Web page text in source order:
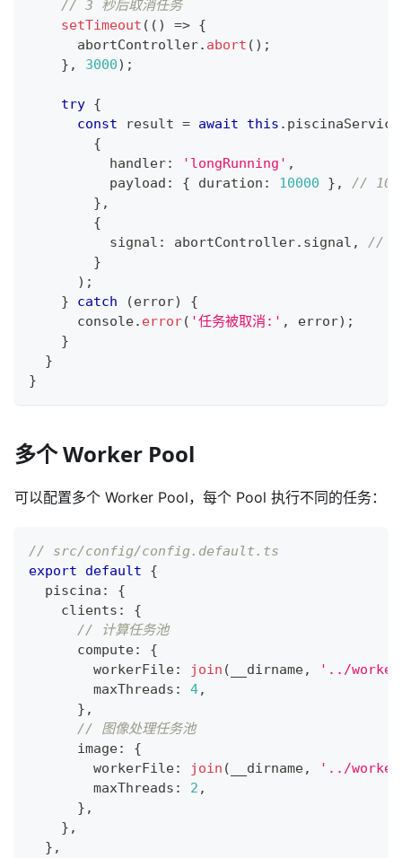
// 3 秒后取消任务
setTimeout ( ( ) => {
      abortController
. abort ( ) ;
} , 3000) ;
try {
const result = await this . piscinaService
{
          handler
: 'longRunning' ,
          payload
: { duration : 10000 } ,
// 10
} ,
{
          signal
: abortController. signal ,
//
}
) ;
}
catch (error)
{
console. error( '任务被取消:' , error) ;
}
}
}
多个 Worker Pool
可以配置多个 Worker Pool，每个 Pool 执行不同的任务：
// src/config/config.default.ts
export
default
{
  piscina
:
{
    clients
:
{
// 计算任务池
      compute
:
{
        workerFile
: join ( __dirname,
'../
        maxThreads
: 4,
} ,
// 图像处理任务池
      image
:
{
        workerFile
: join ( __dirname,
'../
        maxThreads
: 2 ,
} ,
} ,
} ,